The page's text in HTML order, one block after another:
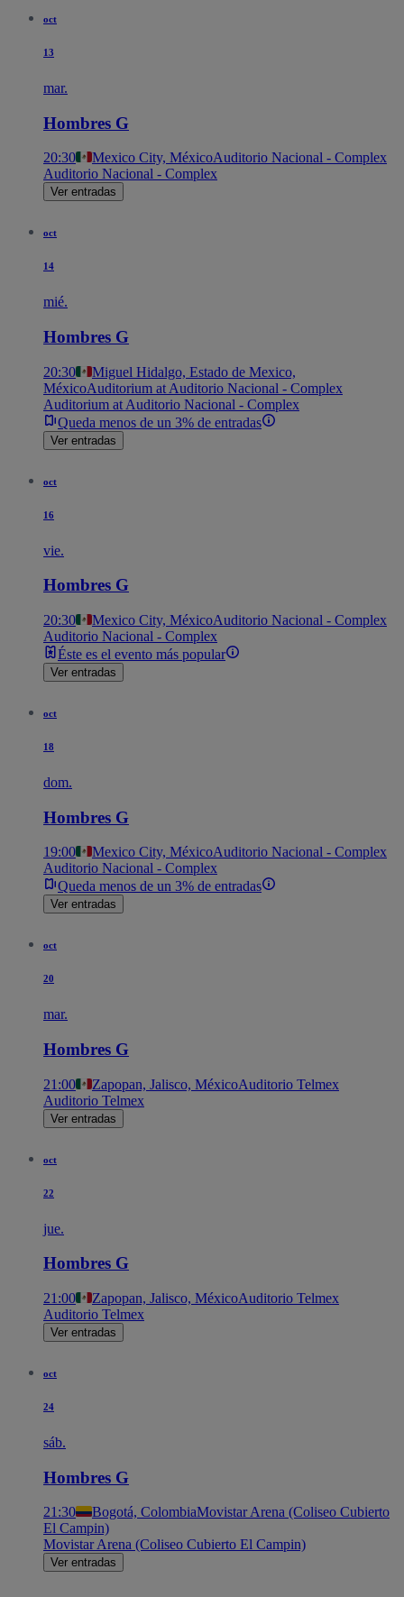
oct
13
mar.
Hombres G
20:30 Mexico City, MéxicoAuditorio Nacional - Complex
Auditorio Nacional - Complex
Ver entradas
oct
14
mié.
Hombres G
20:30
Miguel Hidalgo, Estado de Mexico,
MéxicoAuditorium at Auditorio Nacional - Complex
Auditorium at Auditorio Nacional - Complex
Queda menos de un 3% de entradas
Ver entradas
oct
16
vie.
Hombres G
20:30 Mexico City, MéxicoAuditorio Nacional - Complex
Auditorio Nacional - Complex
Éste es el evento más popular
Ver entradas
oct
18
dom.
Hombres G
19:00 Mexico City, MéxicoAuditorio Nacional - Complex
Auditorio Nacional - Complex
Queda menos de un 3% de entradas
Ver entradas
oct
20
mar.
Hombres G
21:00 Zapopan, Jalisco, MéxicoAuditorio Telmex
Auditorio Telmex
Ver entradas
oct
22
jue.
Hombres G
21:00 Zapopan, Jalisco, MéxicoAuditorio Telmex
Auditorio Telmex
Ver entradas
oct
24
sáb.
Hombres G
21:30 Bogotá, ColombiaMovistar Arena (Coliseo Cubierto
El Campin)
Movistar Arena (Coliseo Cubierto El Campin)
Ver entradas